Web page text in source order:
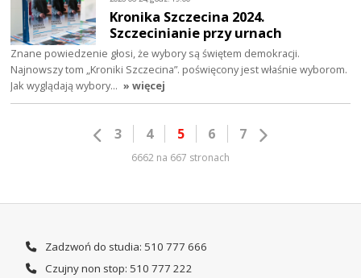
Kronika Szczecina 2024.
Szczecinianie przy urnach
Znane powiedzenie głosi, że wybory są świętem demokracji.
Najnowszy tom „Kroniki Szczecina”. poświęcony jest właśnie wyborom.
Jak wyglądają wybory… » więcej
3 4 5 6 7
6662 na 667 stronach
Zadzwoń do studia: 510 777 666
Czujny non stop: 510 777 222